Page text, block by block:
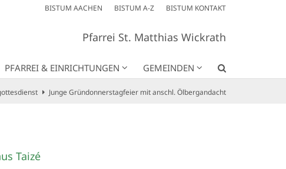
BISTUM AACHEN BISTUM A-Z BISTUM KONTAKT
Pfarrei St. Matthias Wickrath
PFARREI & EINRICHTUNGEN GEMEINDEN
Junge Gründonnerstagfeier mit anschl. Ölbergandacht
Taizé